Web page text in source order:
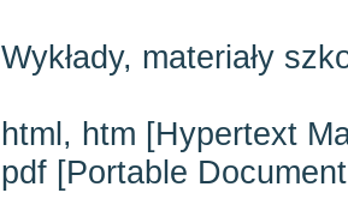
Wykłady, materiały
html, htm [Hypertext
pdf [Portable